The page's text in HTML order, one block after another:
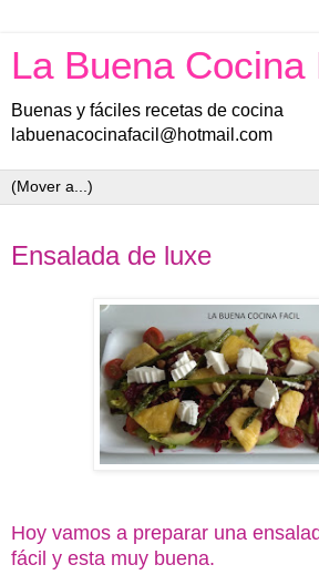
La Buena Cocina
Buenas y fáciles recetas de cocina
labuenacocinafacil@hotmail.com
Ensalada de luxe
Hoy vamos a preparar una
fácil y esta muy buena.